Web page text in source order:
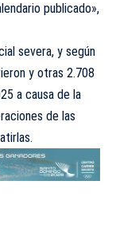
publicado»,
severa, y según
y otras 2.708
a causa de la
de las